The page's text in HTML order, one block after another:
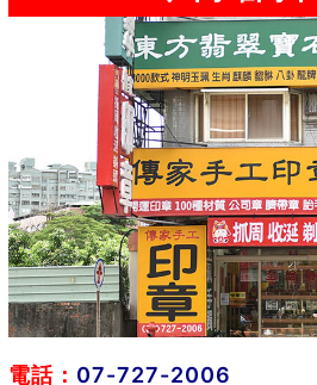
電話： 07-727-2006